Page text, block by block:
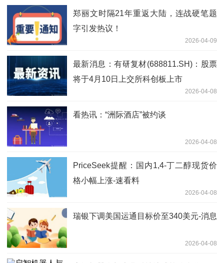
郑丽文时隔21年重返大陆，连战硬笔题
字引发热议！
2026-04-09
最新消息：有研复材(688811.SH)：股票
将于4月10日上交所科创板上市
2026-04-08
看热讯：“洲际酒店”被约谈
2026-04-08
PriceSeek提醒：国内1,4-丁二醇现货价
格小幅上涨-速看料
2026-04-08
瑞银下调美国运通目标价至340美元-消息
2026-04-08